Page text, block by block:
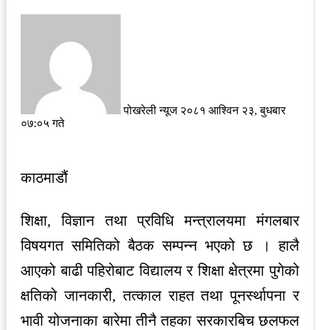
पोखरेली न्यूज २०८१ आश्विन २३, बुधबार
०७:०५ गते
काठमाडौं
शिक्षा, विज्ञान तथा प्रविधि मन्त्रालयमा मंगलबार
विषयगत समितिको बैठक सम्पन्न भएको छ । हालै
आएको बाढी पहिरोबाट विद्यालय र शिक्षा क्षेत्रमा पुगेको
क्षतिको जानकारी, तत्काल राहत तथा पूनर्स्थापना र
भावी योजनाका बारेमा तीनै तहका सरकारबिच छलफल